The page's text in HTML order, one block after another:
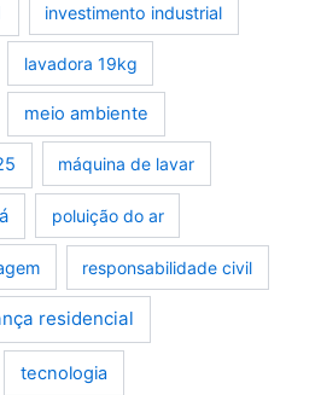
investimento industrial
lavadora 19kg
meio ambiente
máquina de lavar
poluição do ar
responsabilidade civil
residencial
tecnologia